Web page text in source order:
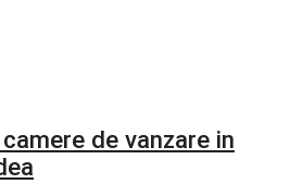
de vanzare in